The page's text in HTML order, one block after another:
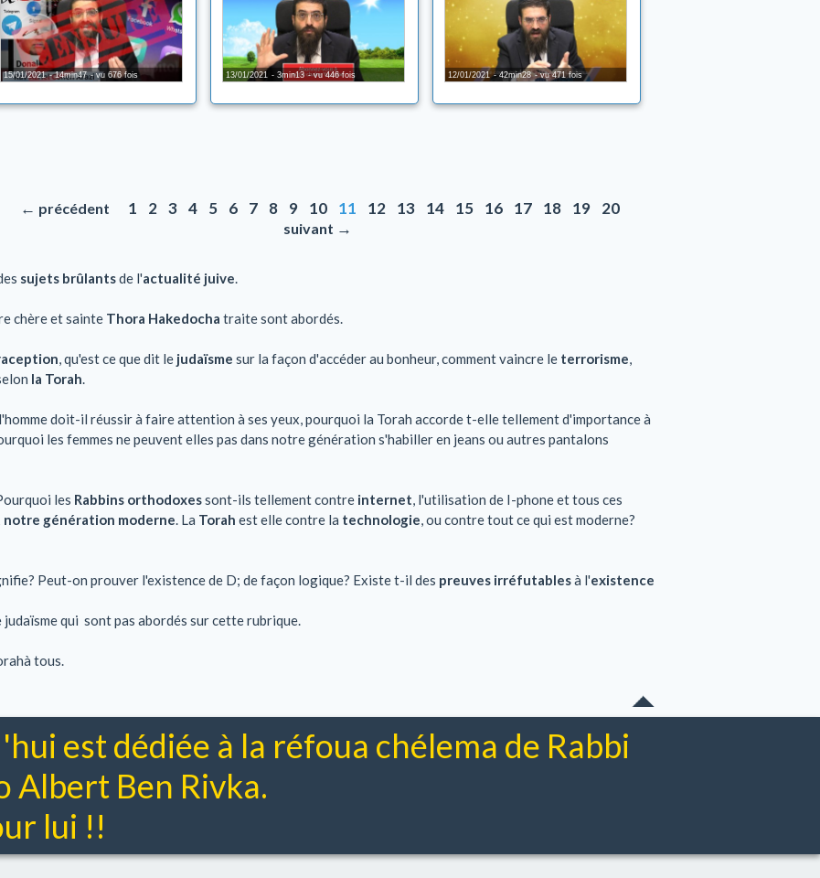
15/01/2021 14min47 vu 676 fois 13/01/2021 3min13 vu 446 fois 12/01/2021 42min28 vu 471 fois
← précédent 1 2 3 4 5 6 7 8 9 10 11 12 13 14 15 16 17 18 19 20
suivant →
sujets brûlantsde l'actualité juive.
chère et sainte Thora Hakedocha traite sont abordés.
, qu'est ce que dit le judaïsme sur la façon d'accéder au bonheur, comment vaincre le terrorisme,
la Torah.
doit-il réussir à faire attention à ses yeux, pourquoi la Torah accorde t-elle tellement d'importance à
les femmes ne peuvent elles pas dans notre génération s'habiller en jeans ou autres pantalons
les Rabbins orthodoxessont-ils tellement contre internet, l'utilisation de I-phone et tous ces
notre génération moderne. La Torah est elle contre la technologie, ou contre tout ce qui est moderne?
Peut-on prouver l'existence de D; de façon logique? Existe t-il des preuves irréfutablesà l'existence
qui sont pas abordés sur cette rubrique.
tous.
est dédiée à la réfoua chélema de Rabbi
Albert Ben Rivka.
lui !!